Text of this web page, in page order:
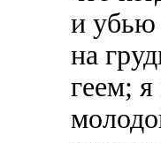
и убью
на
геем;